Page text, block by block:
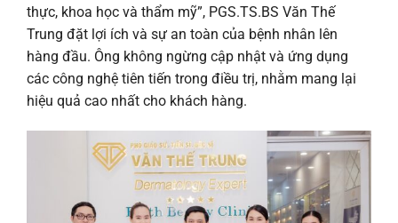
thực, khoa học và thẩm mỹ”, PGS.TS.BS Văn Thế
Trung đặt lợi ích và sự an toàn của bệnh nhân lên
hàng đầu. Ông không ngừng cập nhật và ứng dụng
các công nghệ tiên tiến trong điều trị, nhằm mang lại
hiệu quả cao nhất cho khách hàng.